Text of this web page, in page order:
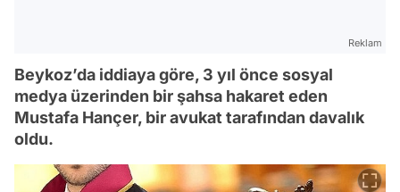
Reklam
Beykoz’da iddiaya göre, 3 yıl önce sosyal
medya üzerinden bir şahsa hakaret eden
Mustafa Hançer, bir avukat tarafından davalık
oldu.